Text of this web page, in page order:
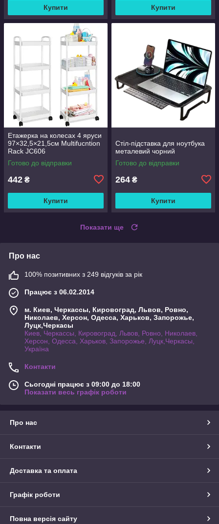
Купити Купити
Етажерка на колесах 4 яруси
97×32,5×21,5см Multifucntion
Rack JC606
Готово до відправки
442 ₴
Купити
Стіл-підставка для ноутбука
металевий чорний
Готово до відправки
264 ₴
Купити
Показати ще
Про нас
100% позитивних з 249 відгуків за рік
Працює з 06.02.2014
м. Киев, Черкассы, Кировоград, Львов, Ровно,
Николаев, Херсон, Одесса, Харьков, Запорожье,
Луцк,Черкасы
Киев, Черкассы, Кировоград, Львов, Ровно, Николаев,
Херсон, Одесса, Харьков, Запорожье, Луцк,Черкасы,
Україна
Контакти
Сьогодні працює з 09:00 до 18:00
Показати весь графік роботи
Про нас
Контакти
Доставка та оплата
Графік роботи
Повна версія сайту